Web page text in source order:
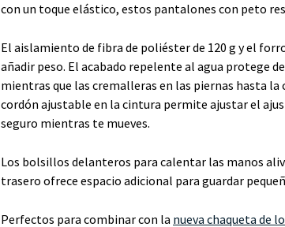
con un toque elástico, estos pantalones con peto
El aislamiento de fibra de poliéster de 120 g y el
añadir peso. El acabado repelente al agua protege
mientras que las cremalleras en las piernas hasta
cordón ajustable en la cintura permite ajustar el
seguro mientras te mueves.
Los bolsillos delanteros para calentar las manos
trasero ofrece espacio adicional para guardar
Perfectos para combinar con la nueva chaqueta de